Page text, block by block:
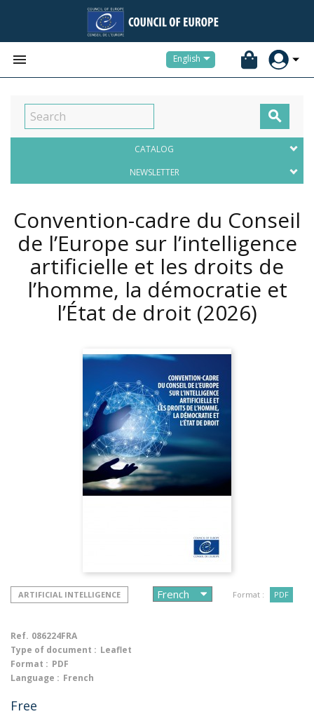
 English

CATALOG
NEWSLETTER
Convention-cadre du Conseil
de l’Europe sur l’intelligence
artificielle et les droits de
l’homme, la démocratie et
l’État de droit (2026)
ARTIFICIAL INTELLIGENCE Format : PDF
Ref. 086224FRA
Type of document : Leaflet
Format : PDF
Language : French
Free